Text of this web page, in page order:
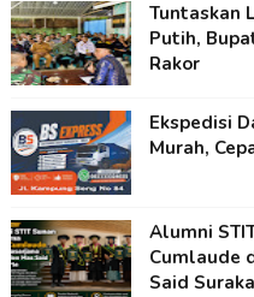
Tuntaskan
Putih,
Rakor
Ekspedisi
Murah,
Alumni
Cumlaude
Said